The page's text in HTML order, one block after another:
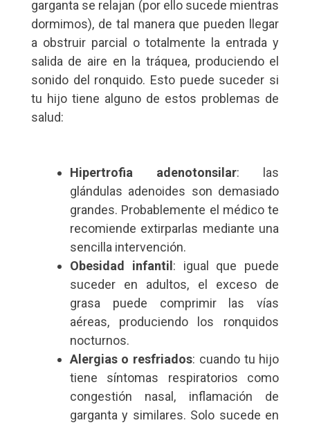
garganta se relajan (por ello sucede mientras
dormimos), de tal manera que pueden llegar
a obstruir parcial o totalmente la entrada y
salida de aire en la tráquea, produciendo el
sonido del ronquido. Esto puede suceder si
tu hijo tiene alguno de estos problemas de
salud:
Hipertrofia adenotonsilar: las
glándulas adenoides son demasiado
grandes. Probablemente el médico te
recomiende extirparlas mediante una
sencilla intervención.
Obesidad infantil: igual que puede
suceder en adultos, el exceso de
grasa puede comprimir las vías
aéreas, produciendo los ronquidos
nocturnos.
Alergias o resfriados: cuando tu hijo
tiene síntomas respiratorios como
congestión nasal, inflamación de
garganta y similares. Solo sucede en